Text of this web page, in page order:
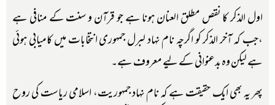
اول الذکر کا نقص مطلق العنان ہونا ہے جو قرآن و سنت کے منافی ہے
،جب کہ آخر الذکر کو اگرچہ نام نہاد لبرل جمہوری انتخابات میں کامیابی ہوئی
ہے لیکن وہ بدعنوانی کے لیے معروف ہے۔
پھر یہ بھی ایک حقیقت ہے کہ نام نہاد جمہوریت، اسلامی ریاست کی روح